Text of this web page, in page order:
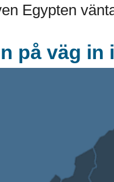
Egypten
på väg in